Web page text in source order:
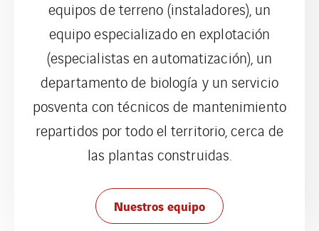
equipos de terreno (instaladores), un
equipo especializado en explotación
(especialistas en automatización), un
departamento de biología y un servicio
posventa con técnicos de mantenimiento
repartidos por todo el territorio, cerca de
las plantas construidas.
Nuestros equipo